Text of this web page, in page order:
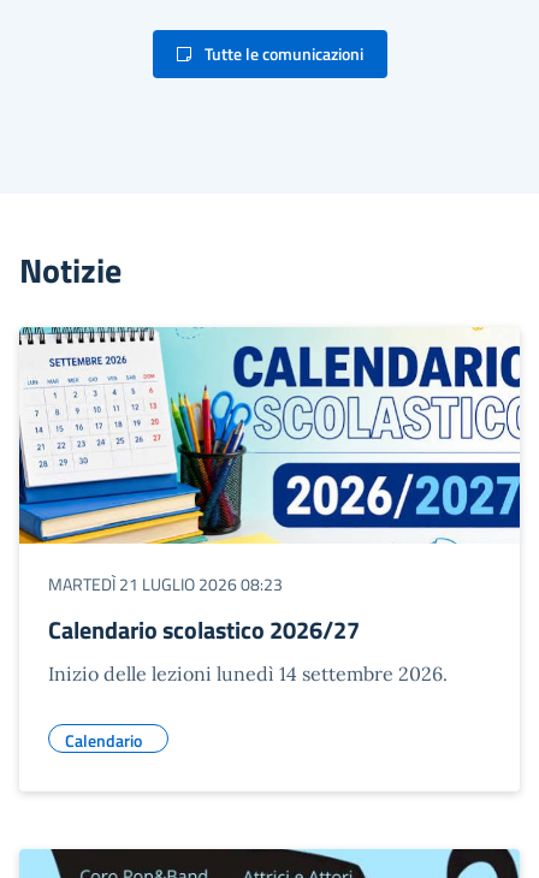
Tutte le comunicazioni
Notizie
MARTEDÌ 21 LUGLIO 2026 08:23
Calendario scolastico 2026/27
Inizio delle lezioni lunedì 14 settembre 2026.
Calendario